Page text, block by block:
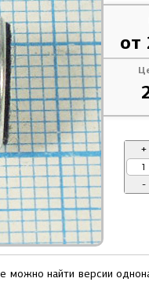
от
+
-
найти версии